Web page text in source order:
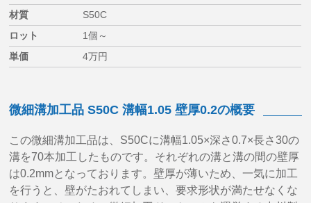
材質
S50C
ロット
1個～
単価
4万円
微細溝加工品 S50C 溝幅1.05 壁厚0.2の概要
この微細溝加工品は、S50Cに溝幅1.05×深さ0.7×長さ30の
溝を70本加工したものです。それぞれの溝と溝の間の壁厚
は0.2mmとなっております。壁厚が薄いため、一気に加工
を行うと、壁がたおれてしまい、要求形状が満たせなくな